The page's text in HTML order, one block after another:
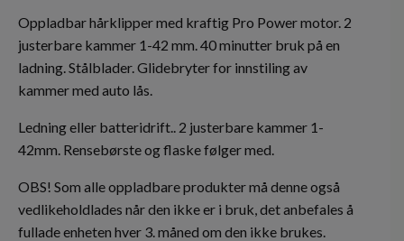
Oppladbar hårklipper med kraftig Pro Power motor. 2
justerbare kammer 1-42 mm. 40 minutter bruk på en
ladning. Stålblader. Glidebryter for innstiling av
kammer med auto lås.
Ledning eller batteridrift.. 2 justerbare kammer 1-
42mm. Rensebørste og flaske følger med.
OBS! Som alle oppladbare produkter må denne også
vedlikeholdlades når den ikke er i bruk, det anbefales å
fullade enheten hver 3. måned om den ikke brukes.